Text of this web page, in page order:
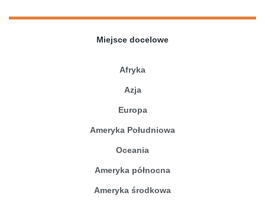
Miejsce docelowe
Afryka
Azja
Europa
Ameryka Południowa
Oceania
Ameryka północna
Ameryka środkowa